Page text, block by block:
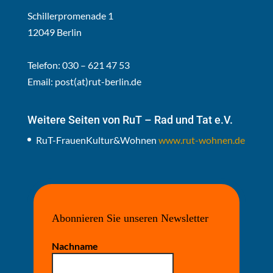
Schillerpromenade 1
12049 Berlin
Telefon: 030 – 621 47 53
Email: post(at)rut-berlin.de
Weitere Seiten von RuT – Rad und Tat e.V.
RuT-FrauenKultur&Wohnen www.rut-wohnen.de
Abonnieren Sie unseren Newsletter
Nachname